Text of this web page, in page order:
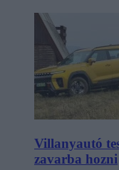
Villanyautó
zavarba hozni